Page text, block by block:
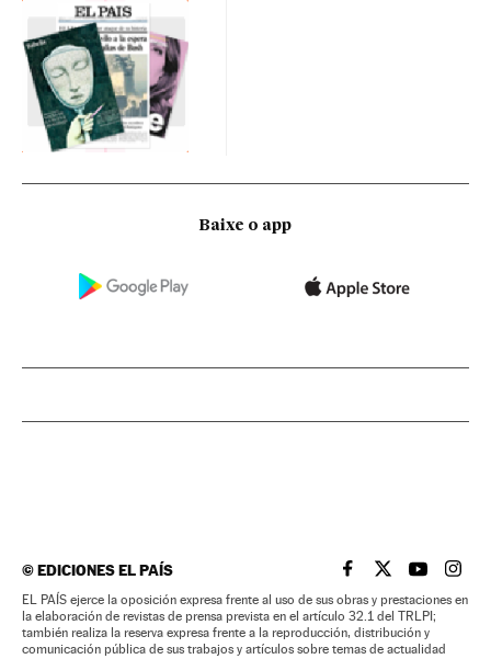
Baixe o app
©EDICIONES EL PAÍS EL PAÍS BRASIL EN
EL PAÍSEL PAÍS
EL
EL PAÍS ejerce la oposición expresa frente al uso de sus obras y prestaciones en
la elaboración de revistas de prensa prevista en el artículo 32.1 del TRLPI;
también realiza la reserva expresa frente a la reproducción, distribución y
comunicación pública de sus trabajos y artículos sobre temas de actualidad